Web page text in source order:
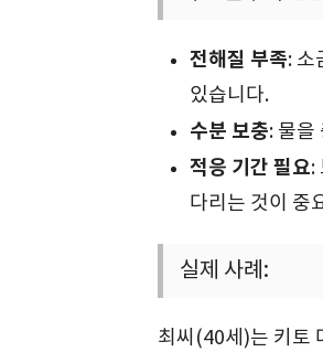
전해질 부족: 소
있습니다.
수분 보충: 물을
적응 기간 필요:
다리는 것이 중
실제 사례:
최씨(40세)는 키토